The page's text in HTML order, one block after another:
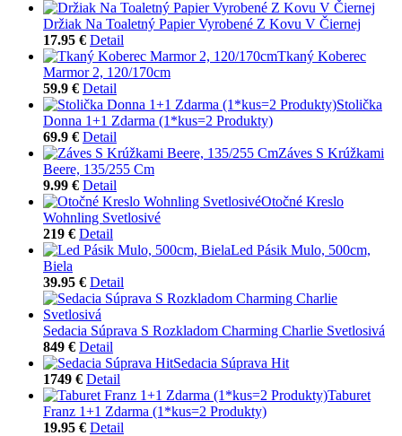
Držiak Na Toaletný Papier Vyrobené Z Kovu V Čiernej
17.95 € Detail
Tkaný Koberec
Marmor 2, 120/170cm
59.9 € Detail
Stolička
Donna 1+1 Zdarma (1*kus=2 Produkty)
69.9 € Detail
Záves S Krúžkami
Beere, 135/255 Cm
9.99 € Detail
Otočné Kreslo
Wohnling Svetlosivé
219 € Detail
Led Pásik Mulo, 500cm,
Biela
39.95 € Detail
Sedacia Súprava S Rozkladom Charming Charlie Svetlosivá
849 € Detail
Sedacia Súprava Hit
1749 € Detail
Taburet
Franz 1+1 Zdarma (1*kus=2 Produkty)
19.95 € Detail